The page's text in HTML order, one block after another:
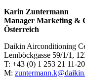
Karin Zuntermann
Manager Marketing &
Österreich
Daikin Airconditioning
Lemböckgasse 59/1/1,
T: +43 (0) 1 253 21 11-
M: